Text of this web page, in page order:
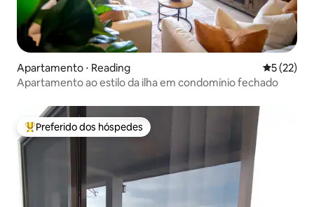
Apartamento ⋅ Reading 5 de uma
5 (22)
Apartamento ao estilo da ilha em condomínio fechado
Entre os melhores preferidos dos hóspedes
Preferido dos hóspedes